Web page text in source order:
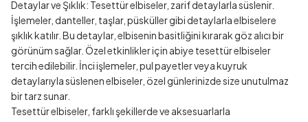
Detaylar ve Şıklık: Tesettür elbiseler, zarif detaylarla süslenir.
İşlemeler, danteller, taşlar, püsküller gibi detaylarla elbiselere
şıklık katılır. Bu detaylar, elbisenin basitliğini kırarak göz alıcı bir
görünüm sağlar. Özel etkinlikler için abiye tesettür elbiseler
tercih edilebilir. İnci işlemeler, pul payetler veya kuyruk
detaylarıyla süslenen elbiseler, özel günlerinizde size unutulmaz
bir tarz sunar.
Tesettür elbiseler, farklı şekillerde ve aksesuarlarla